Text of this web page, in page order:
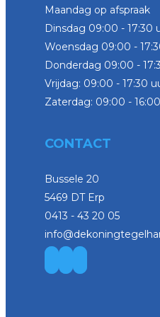
Maandag op afspraak
Dinsdag 09:00 - 17:30
Woensdag 09:00 -
Donderdag 09:00 -
Vrijdag: 09:00 - 17:30
Zaterdag: 09:00 -
CONTACT
Bussele 20
5469 DT Erp
0413 - 43 20 05